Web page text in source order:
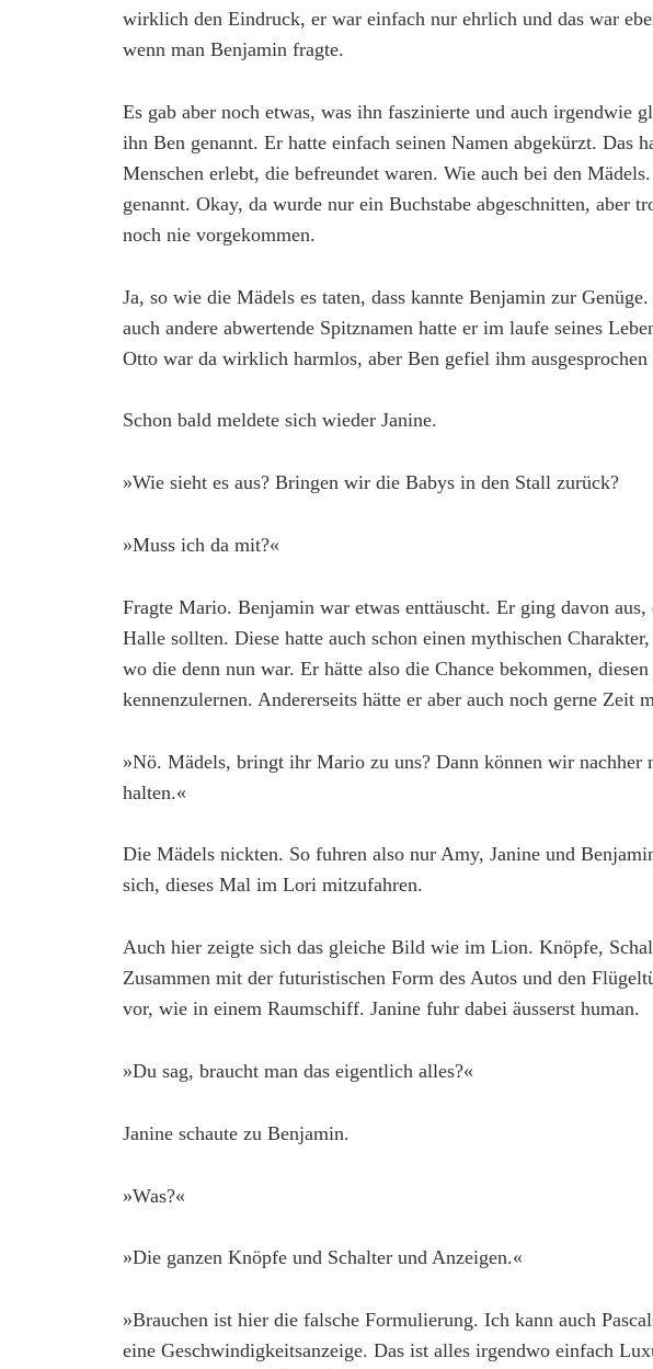
wirklich den Eindruck, er war einfach nur ehrlich und das war
wenn man Benjamin fragte.
Es gab aber noch etwas, was ihn faszinierte und auch irgendwie
ihn Ben genannt. Er hatte einfach seinen Namen abgekürzt. Das
Menschen erlebt, die befreundet waren. Wie auch bei den
genannt. Okay, da wurde nur ein Buchstabe abgeschnitten, aber
noch nie vorgekommen.
Ja, so wie die Mädels es taten, dass kannte Benjamin zur
auch andere abwertende Spitznamen hatte er im laufe seines
Otto war da wirklich harmlos, aber Ben gefiel ihm ausgesprochen
Schon bald meldete sich wieder Janine.
»Wie sieht es aus? Bringen wir die Babys in den Stall zurück?
»Muss ich da mit?«
Fragte Mario. Benjamin war etwas enttäuscht. Er ging davon
Halle sollten. Diese hatte auch schon einen mythischen
wo die denn nun war. Er hätte also die Chance bekommen,
kennenzulernen. Andererseits hätte er aber auch noch gerne Zeit
»Nö. Mädels, bringt ihr Mario zu uns? Dann können wir nachher
halten.«
Die Mädels nickten. So fuhren also nur Amy, Janine und
sich, dieses Mal im Lori mitzufahren.
Auch hier zeigte sich das gleiche Bild wie im Lion. Knöpfe,
Zusammen mit der futuristischen Form des Autos und den
vor, wie in einem Raumschiff. Janine fuhr dabei äusserst human.
»Du sag, braucht man das eigentlich alles?«
Janine schaute zu Benjamin.
»Was?«
»Die ganzen Knöpfe und Schalter und Anzeigen.«
»Brauchen ist hier die falsche Formulierung. Ich kann auch
eine Geschwindigkeitsanzeige. Das ist alles irgendwo einfach